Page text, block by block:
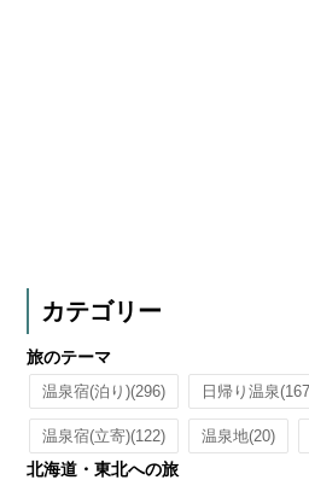
カテゴリー
旅のテーマ
温泉宿(泊り)(296) 日帰り温泉
温泉宿(立寄)(122) 温泉地(20)
北海道・東北への旅